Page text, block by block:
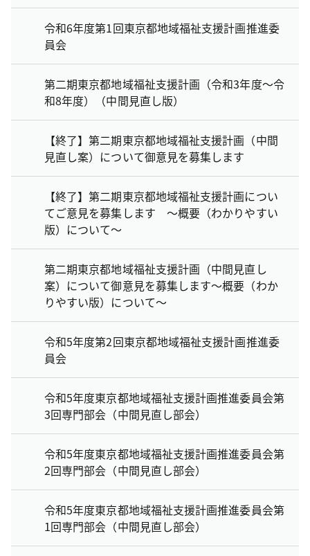
令和6年度第1回東京都地域福祉支援計画推進委
員会
第二期東京都地域福祉支援計画（令和3年度～令
和8年度）（中間見直し版）
【終了】第二期東京都地域福祉支援計画（中間
見直し案）について御意見を募集します
【終了】第二期東京都地域福祉支援計画につい
てご意見を募集します ～概要（わかりやすい
版）について～
第二期東京都地域福祉支援計画（中間見直し
案）について御意見を募集します～概要（わか
りやすい版）について～
令和5年度第2回東京都地域福祉支援計画推進委
員会
令和5年度東京都地域福祉支援計画推進委員会第
3回専門部会（中間見直し部会）
令和5年度東京都地域福祉支援計画推進委員会第
2回専門部会（中間見直し部会）
令和5年度東京都地域福祉支援計画推進委員会第
1回専門部会（中間見直し部会）